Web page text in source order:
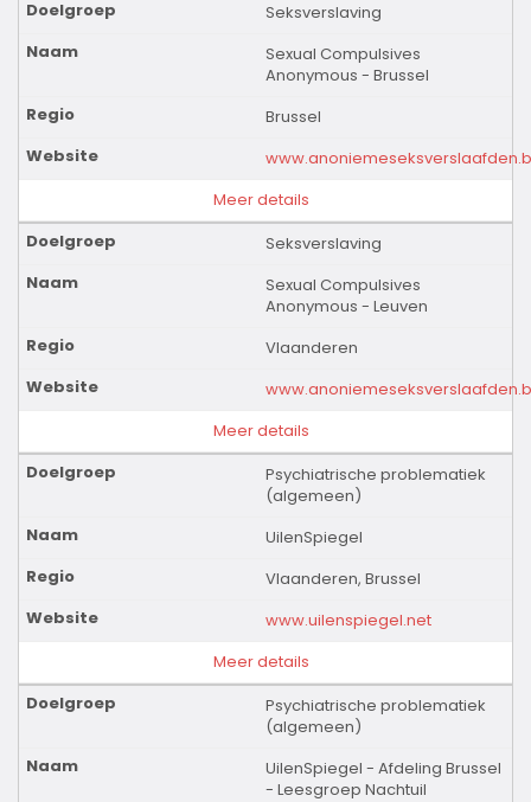
Seksverslaving
Sexual Compulsives
Anonymous - Brussel
Brussel
Meer details
Seksverslaving
Sexual Compulsives
Anonymous - Leuven
Vlaanderen
Meer details
Psychiatrische problematiek
(algemeen)
UilenSpiegel
Vlaanderen, Brussel
www.uilenspiegel.net
Meer details
Psychiatrische problematiek
(algemeen)
UilenSpiegel - Afdeling Brussel
- Leesgroep Nachtuil